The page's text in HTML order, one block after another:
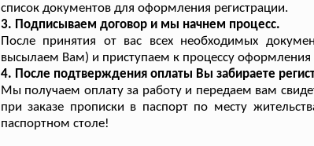
список документов для оформления регистрации.
3. Подписываем договор и мы начнем процесс.
После принятия от вас всех необходимых
высылаем Вам) и приступаем к процессу оформления
4. После подтверждения оплаты Вы забираете
Мы получаем оплату за работу и передаем вам
при заказе прописки в паспорт по месту
паспортном столе!